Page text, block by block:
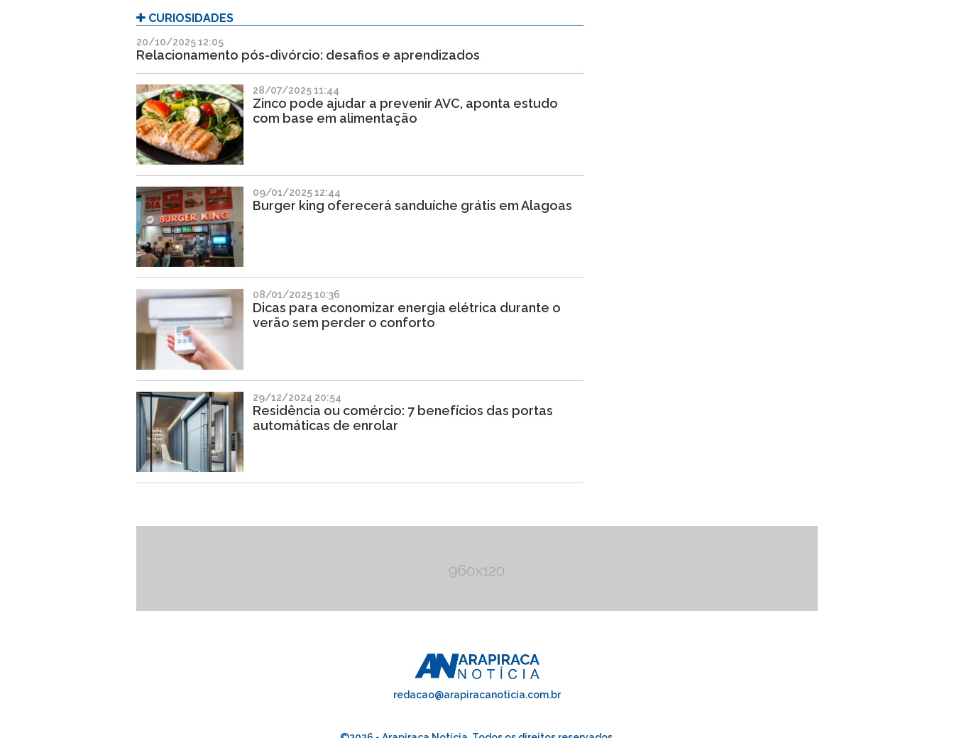
CURIOSIDADES
20/10/2025 12:05
Relacionamento pós-divórcio: desafios e aprendizados
28/07/2025 11:44
Zinco pode ajudar a prevenir AVC, aponta estudo
com base em alimentação
09/01/2025 12:44
Burger king oferecerá sanduíche grátis em Alagoas
08/01/2025 10:36
Dicas para economizar energia elétrica durante o
verão sem perder o conforto
29/12/2024 20:54
Residência ou comércio: 7 benefícios das portas
automáticas de enrolar
redacao@arapiracanoticia.com.br